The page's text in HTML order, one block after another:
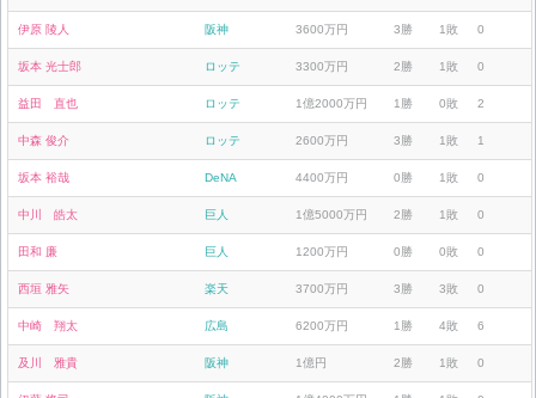
伊原 陵人 阪神 3600万円 3勝 1敗 0
坂本 光士郎 ロッテ 3300万円 2勝 1敗 0
益田 直也 ロッテ 1億2000万円 1勝 0敗 2
中森 俊介 ロッテ 2600万円 3勝 1敗 1
坂本 裕哉 DeNA 4400万円 0勝 1敗 0
中川 皓太 巨人 1億5000万円 2勝 1敗 0
田和 廉 巨人 1200万円 0勝 0敗 0
西垣 雅矢 楽天 3700万円 3勝 3敗 0
中崎 翔太 広島 6200万円 1勝 4敗 6
及川 雅貴 阪神 1億円 2勝 1敗 0